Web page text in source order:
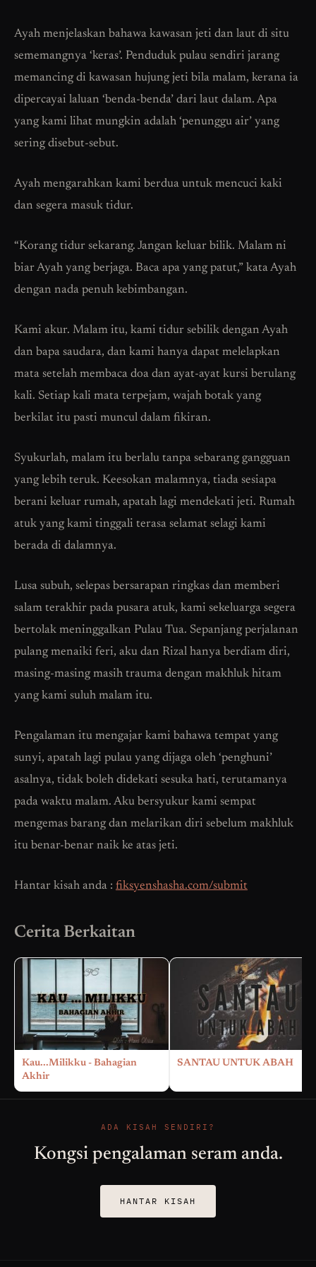
Ayah menjelaskan bahawa kawasan jeti dan laut di situ
sememangnya ‘keras’. Penduduk pulau sendiri jarang
memancing di kawasan hujung jeti bila malam, kerana ia
dipercayai laluan ‘benda-benda’ dari laut dalam. Apa
yang kami lihat mungkin adalah ‘penunggu air’ yang
sering disebut-sebut.
Ayah mengarahkan kami berdua untuk mencuci kaki
dan segera masuk tidur.
“Korang tidur sekarang. Jangan keluar bilik. Malam ni
biar Ayah yang berjaga. Baca apa yang patut,” kata Ayah
dengan nada penuh kebimbangan.
Kami akur. Malam itu, kami tidur sebilik dengan Ayah
dan bapa saudara, dan kami hanya dapat melelapkan
mata setelah membaca doa dan ayat-ayat kursi berulang
kali. Setiap kali mata terpejam, wajah botak yang
berkilat itu pasti muncul dalam fikiran.
Syukurlah, malam itu berlalu tanpa sebarang gangguan
yang lebih teruk. Keesokan malamnya, tiada sesiapa
berani keluar rumah, apatah lagi mendekati jeti. Rumah
atuk yang kami tinggali terasa selamat selagi kami
berada di dalamnya.
Lusa subuh, selepas bersarapan ringkas dan memberi
salam terakhir pada pusara atuk, kami sekeluarga segera
bertolak meninggalkan Pulau Tua. Sepanjang perjalanan
pulang menaiki feri, aku dan Rizal hanya berdiam diri,
masing-masing masih trauma dengan makhluk hitam
yang kami suluh malam itu.
Pengalaman itu mengajar kami bahawa tempat yang
sunyi, apatah lagi pulau yang dijaga oleh ‘penghuni’
asalnya, tidak boleh didekati sesuka hati, terutamanya
pada waktu malam. Aku bersyukur kami sempat
mengemas barang dan melarikan diri sebelum makhluk
itu benar-benar naik ke atas jeti.
Hantar kisah anda : fiksyenshasha.com/submit
Cerita Berkaitan
Kau...Milikku - Bahagian
Akhir
SANTAU UNTUK ABAH
ADA KISAH SENDIRI?
Kongsi pengalaman seram anda.
HANTAR KISAH